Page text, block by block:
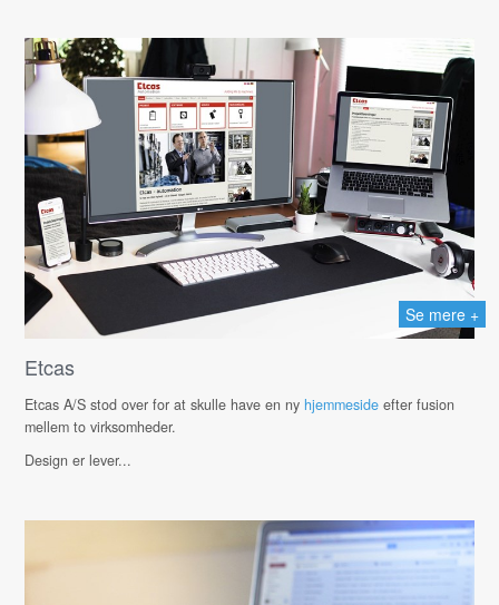
Se mere +
Etcas
Etcas A/S stod over for at skulle have en ny hjemmeside efter fusion
mellem to virksomheder.
Design er lever...